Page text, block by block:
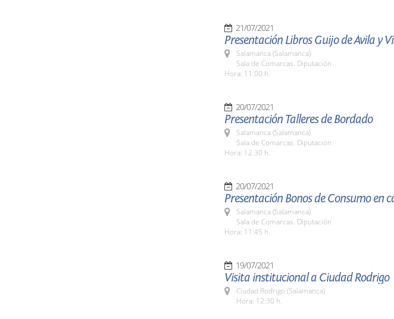
21/07/2021
Presentación Libros Guijo de Ávila y
Salamanca (Salamanca)
Sala de Comarcas. Diputación
Hora: 11:00 h.
20/07/2021
Presentación Talleres de Bordado
Salamanca (Salamanca)
Sala de Comarcas. Diputación
Hora: 12:30 h.
20/07/2021
Presentación Bonos de Consumo en
Salamanca (Salamanca)
Sala de Comarcas. Diputación
Hora: 11:45 h.
19/07/2021
Visita institucional a Ciudad Rodrigo
Ciudad Rodrigo (Salamanca)
Hora: 12:30 h.